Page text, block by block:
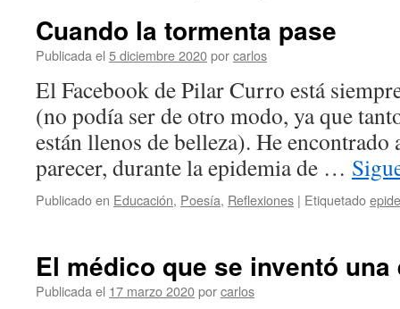
Cuando la tormenta pase
Publicada el 5 diciembre 2020porcarlos
El Facebook de Pilar Curro está
(no podía ser de otro modo, ya que
están llenos de belleza). He
parecer, durante la epidemia de …
Publicado en Educación, Poesía, Reflexiones | Etiquetado
El médico que se inventó una
Publicada el 17 marzo 2020porcarlos